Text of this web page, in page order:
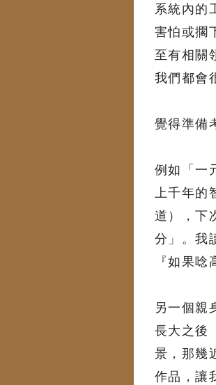
系統內的
害怕或擱
至有相關
我們都會
覺得準備
例如「一
上千年的
道），下
分」。我
『如果
另一個親
長大之後
景，那幾
作品，讓